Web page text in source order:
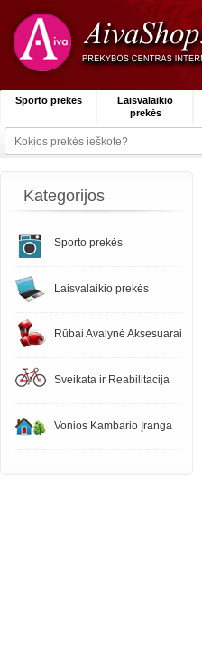
Sporto prekės
Laisvalaikio
prekės
Kategorijos
Sporto prekės
Laisvalaikio prekės
Rūbai Avalynė Aksesuarai
Sveikata ir Reabilitacija
Vonios Kambario Įranga